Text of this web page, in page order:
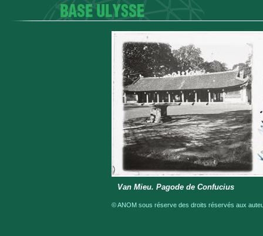
Van Mieu. Pagode de Confucius
© ANOM sous réserve des droits réservés aux